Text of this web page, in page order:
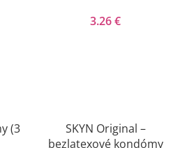
3.26€
(3
SKYN Original –
bezlatexové kondómy